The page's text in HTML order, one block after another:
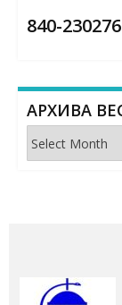
840-
АРХИВА
Архива
вести